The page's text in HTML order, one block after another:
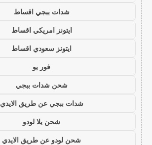
شدات ببجي اقساط
ايتونز امريكي اقساط
ايتونز سعودي اقساط
فور يو
شحن شدات ببجي
شدات ببجي عن طريق الايدي
شحن يلا لودو
شحن لودو عن طريق الايدي